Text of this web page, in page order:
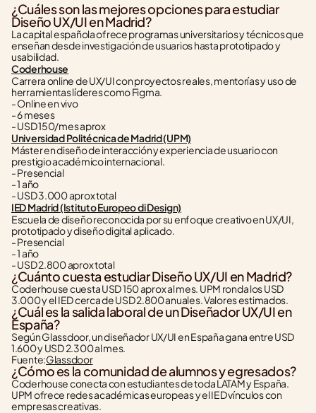
¿Cuáles son las mejores opciones para estudiar
Diseño UX/UI en Madrid?
La capital española ofrece programas universitarios y técnicos que
enseñan desde investigación de usuarios hasta prototipado y
usabilidad.
Coderhouse
Carrera online de UX/UI con proyectos reales, mentorías y uso de
herramientas líderes como Figma.
- Online en vivo
- 6 meses
- USD 150/mes aprox
Universidad Politécnica de Madrid (UPM)
Máster en diseño de interacción y experiencia de usuario con
prestigio académico internacional.
- Presencial
- 1 año
- USD 3.000 aprox total
IED Madrid (Istituto Europeo di Design)
Escuela de diseño reconocida por su enfoque creativo en UX/UI,
prototipado y diseño digital aplicado.
- Presencial
- 1 año
- USD 2.800 aprox total
¿Cuánto cuesta estudiar Diseño UX/UI en Madrid?
Coderhouse cuesta USD 150 aprox al mes. UPM ronda los USD
3.000 y el IED cerca de USD 2.800 anuales. Valores estimados.
¿Cuál es la salida laboral de un Diseñador UX/UI en
España?
Según Glassdoor, un diseñador UX/UI en España gana entre USD
1.600 y USD 2.300 al mes.
Fuente:Glassdoor
¿Cómo es la comunidad de alumnos y egresados?
Coderhouse conecta con estudiantes de toda LATAM y España.
UPM ofrece redes académicas europeas y el IED vínculos con
empresas creativas.